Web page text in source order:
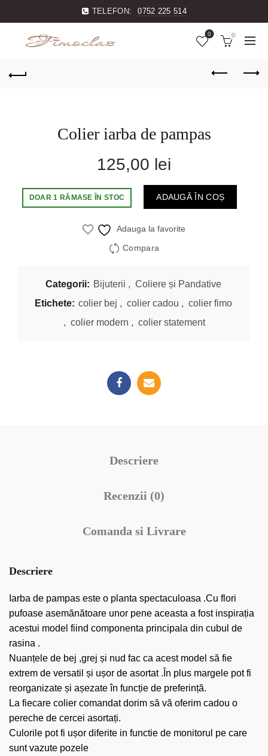
TELEFON: 0752 225 514
0 0
Colier iarba de pampas
125,00 lei
DOAR 1 RĂMASE ÎN STOC ADAUGĂ ÎN COȘ
Adauga la favorite
Compara
Categorii: Bijuterii , Coliere și Pandative
Etichete: colier bej , colier cadou , colier fimo
, colier modern , colier statement
Descriere
Recenzii (0)
Comanda si Livrare
Descriere
Iarba de pampas este o planta spectaculoasa .Cu flori
pufoase asemănătoare unor pene aceasta a fost inspirația
acestui model fiind componenta principala din cubul de
rasina .
Nuanțele de bej ,grej și nud fac ca acest model să fie
extrem de versatil și ușor de asortat .În plus margele pot fi
reorganizate și așezate în funcție de preferință.
La fiecare colier comandat dorim să vă oferim cadou o
pereche de cercei asortați.
Culorile pot fi ușor diferite in functie de monitorul pe care
sunt vazute pozele